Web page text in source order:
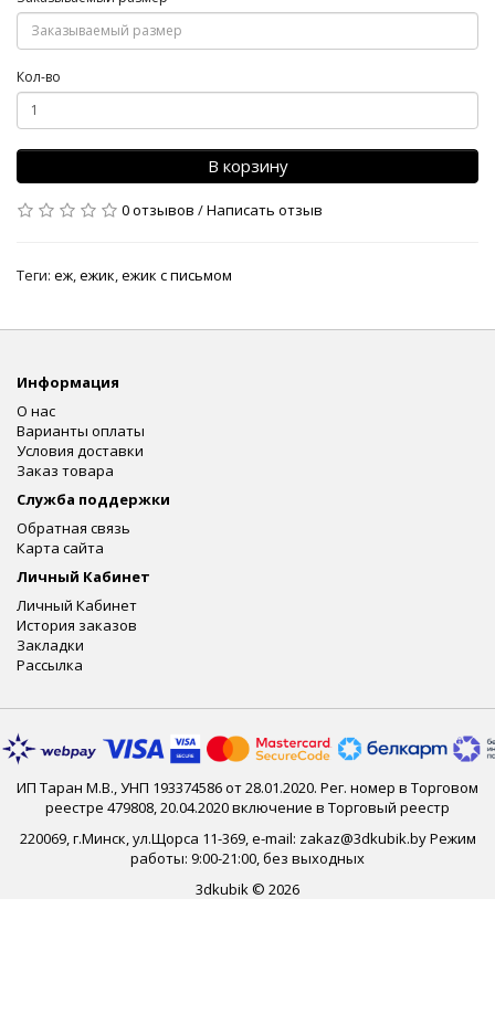
Кол-во
В корзину
0 отзывов /Написать отзыв
Теги: еж,ежик,ежик с письмом
Информация
О нас
Варианты оплаты
Условия доставки
Заказ товара
Служба поддержки
Обратная связь
Карта сайта
Личный Кабинет
Личный Кабинет
История заказов
Закладки
Рассылка
ИП Таран М.В., УНП 193374586 от 28.01.2020. Рег. номер в Торговом
реестре 479808, 20.04.2020 включение в Торговый реестр
220069, г.Минск, ул.Щорса 11-369, e-mail: zakaz@3dkubik.by Режим
работы: 9:00-21:00, без выходных
3dkubik © 2026